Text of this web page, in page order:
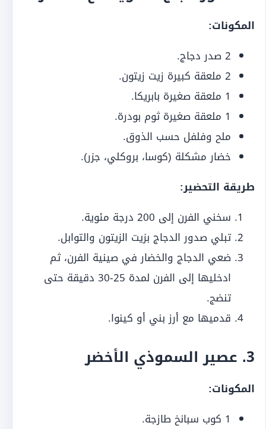
المكونات:
2 صدر دجاج.
2 ملعقة كبيرة زيت زيتون.
1 ملعقة صغيرة بابريكا.
1 ملعقة صغيرة ثوم بودرة.
ملح وفلفل حسب الذوق.
خضار مشكلة (كوسا، بروكلي، جزر).
طريقة التحضير:
سخني الفرن إلى 200 درجة مئوية.
تبلي صدور الدجاج بزيت الزيتون والتوابل.
ضعي الدجاج والخضار في صينية الفرن، ثم
ادخليها إلى الفرن لمدة 25-30 دقيقة حتى
تنضج.
قدميها مع أرز بني أو كينوا.
3. عصير السموذي الأخضر
المكونات:
1 كوب سبانخ طازجة.